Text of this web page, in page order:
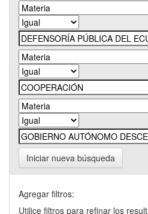
Iniciar nueva búsqueda
Agregar filtros:
Utilice filtros para refinar los